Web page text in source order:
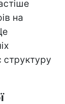
на
структуру